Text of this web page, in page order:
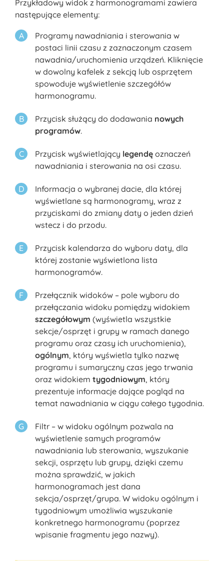
Przykładowy widok z harmonogramami zawiera
następujące elementy:
Programy nawadniania i sterowania w
postaci linii czasu z zaznaczonym czasem
nawadnia/uruchomienia urządzeń. Kliknięcie
w dowolny kafelek z sekcją lub osprzętem
spowoduje wyświetlenie szczegółów
harmonogramu.
Przycisk służący do dodawania nowych
programów.
Przycisk wyświetlający legendę oznaczeń
nawadniania i sterowania na osi czasu.
Informacja o wybranej dacie, dla której
wyświetlane są harmonogramy, wraz z
przyciskami do zmiany daty o jeden dzień
wstecz i do przodu.
Przycisk kalendarza do wyboru daty, dla
której zostanie wyświetlona lista
harmonogramów.
Przełącznik widoków – pole wyboru do
przełączania widoku pomiędzy widokiem
szczegółowym (wyświetla wszystkie
sekcje/osprzęt i grupy w ramach danego
programu oraz czasy ich uruchomienia),
ogólnym, który wyświetla tylko nazwę
programu i sumaryczny czas jego trwania
oraz widokiem tygodniowym, który
prezentuje informacje dające pogląd na
temat nawadniania w ciągu całego tygodnia.
Filtr – w widoku ogólnym pozwala na
wyświetlenie samych programów
nawadniania lub sterowania, wyszukanie
sekcji, osprzętu lub grupy, dzięki czemu
można sprawdzić, w jakich
harmonogramach jest dana
sekcja/osprzęt/grupa. W widoku ogólnym i
tygodniowym umożliwia wyszukanie
konkretnego harmonogramu (poprzez
wpisanie fragmentu jego nazwy).